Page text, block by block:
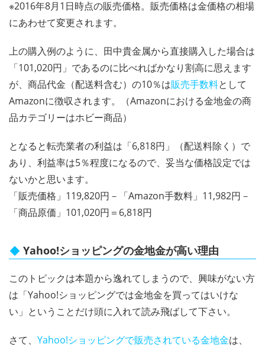
※2016年8月1日時点の販売価格。販売価格は金価格の相場
にあわせて変更されます。
上の購入例のように、田中貴金属から直接購入した場合は
「101,020円」であるのに比べればかなり割高に思えます
が、商品代金（配送料含む）の10％は販売手数料として
Amazonに徴収されます。（Amazonにおける金地金の商
品カテゴリーはホビー商品）
となると転売業者の利益は「6,818円」（配送料除く）で
あり、利益率は5％程度になるので、妥当な価格設定では
ないかと思います。
「販売価格」119,820円－「Amazon手数料」11,982円－
「商品原価」101,020円＝6,818円
Yahoo!ショッピングの金地金が高い理由
このトピックは本題から逸れてしまうので、興味がない方
は「Yahoo!ショッピングでは金地金を買ってはいけな
い」ということだけ頭に入れて読み飛ばして下さい。
さて、 Yahoo!ショッピングで販売されている金地金は、